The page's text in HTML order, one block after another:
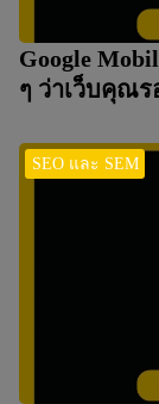
Google
ๆ ว่าเว็บคุณ
SEO และ SEM